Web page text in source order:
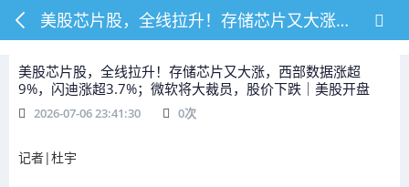
美股芯片股，全线拉升！存储芯片又大涨，西部数据涨超9%，闪迪涨超3.7%；微软将大裁员，股价下跌｜美股开盘
美股芯片股，全线拉升！存储芯片又大涨，西部数据涨超
9%，闪迪涨超3.7%；微软将大裁员，股价下跌｜美股开盘
2026-07-06 23:41:30 0次
记者|杜宇